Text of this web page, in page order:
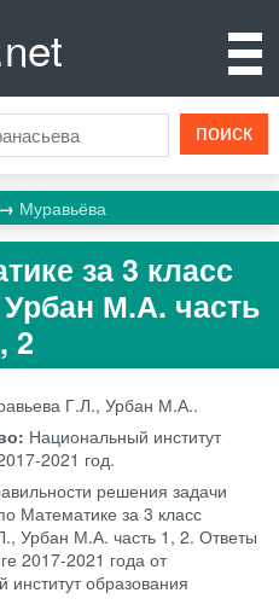
Муравьёва
за 3 класс
М.А. часть
2
Г.Л., Урбан М.А..
Национальный институт
2021 год.
решения задачи
Математике за 3 класс
Урбан М.А. часть 1, 2. Ответы
2017-2021 года от
образования